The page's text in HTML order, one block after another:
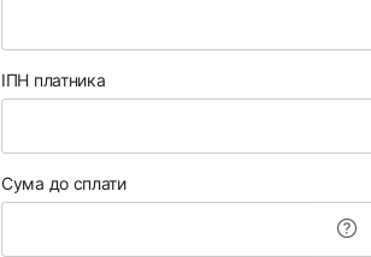
ІПН платника
Сума до сплати